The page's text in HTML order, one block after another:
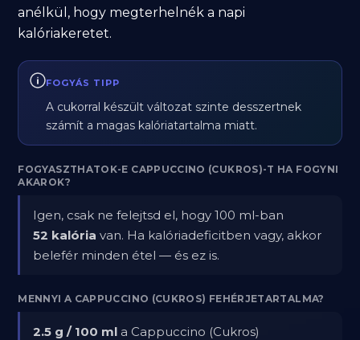
anélkül, hogy megterhelnék a napi
kalóriakeretet.
FOGYÁS TIPP
A cukorral készült változat szinte desszertnek
számít a magas kalóriatartalma miatt.
FOGYASZTHATOK-E CAPPUCCINO (CUKROS)-T HA FOGYNI
AKAROK?
Igen, csak ne felejtsd el, hogy 100 ml-ban
52 kalória van. Ha kalóriadeficitben vagy, akkor
belefér minden étel — és ez is.
MENNYI A CAPPUCCINO (CUKROS) FEHÉRJETARTALMA?
2.5 g / 100 ml a Cappuccino (Cukros)